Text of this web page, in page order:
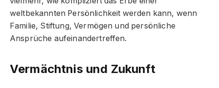
weltbekannten Persönlichkeit werden kann, wenn
Familie, Stiftung, Vermögen und persönliche
Ansprüche aufeinandertreffen.
Vermächtnis und Zukunft